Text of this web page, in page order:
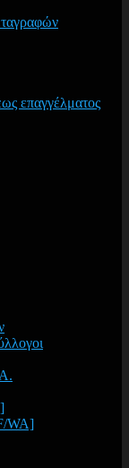
επαγγέλματος
WA]